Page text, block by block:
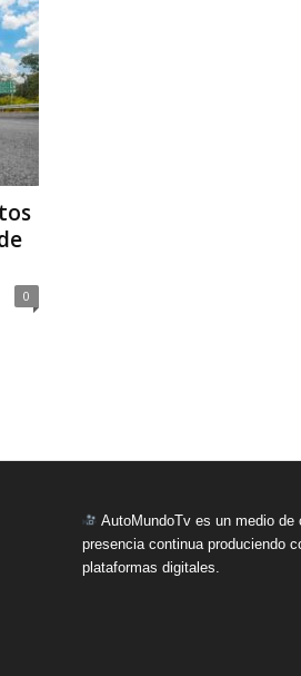
0
AutoMundoTv es un medio
presencia continua produciendo
plataformas digitales.